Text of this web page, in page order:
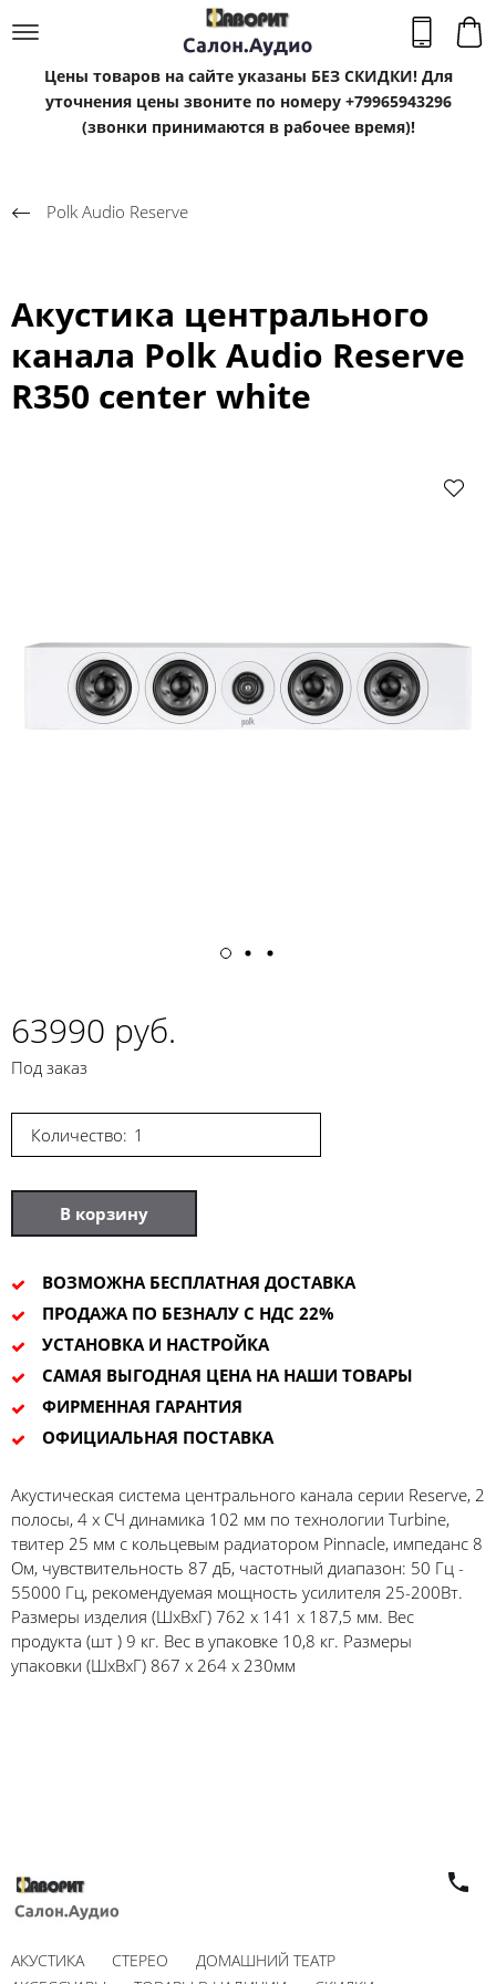
Цены товаров на сайте указаны БЕЗ СКИДКИ! Для
уточнения цены звоните по номеру +79965943296
(звонки принимаются в рабочее время)!
Polk Audio Reserve
Акустика центрального
канала Polk Audio Reserve
R350 center white
63990 руб.
Под заказ
Количество:
В корзину
ВОЗМОЖНА БЕСПЛАТНАЯ ДОСТАВКА
ПРОДАЖА ПО БЕЗНАЛУ С НДС 22%
УСТАНОВКА И НАСТРОЙКА
САМАЯ ВЫГОДНАЯ ЦЕНА НА НАШИ ТОВАРЫ
ФИРМЕННАЯ ГАРАНТИЯ
ОФИЦИАЛЬНАЯ ПОСТАВКА
Акустическая система центрального канала серии Reserve, 2
полосы, 4 х CЧ динамика 102 мм по технологии Turbine,
твитер 25 мм с кольцевым радиатором Pinnacle, импеданс 8
Ом, чувствительность 87 дБ, частотный диапазон: 50 Гц -
55000 Гц, рекомендуемая мощность усилителя 25-200Вт.
Размеры изделия (ШхВхГ) 762 x 141 x 187,5 мм. Вес
продукта (шт ) 9 кг. Вес в упаковке 10,8 кг. Размеры
упаковки (ШхВхГ) 867 x 264 x 230мм
АКУСТИКА СТЕРЕО
ДОМАШНИЙ ТЕАТР